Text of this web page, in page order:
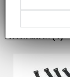
Accessoires (4)